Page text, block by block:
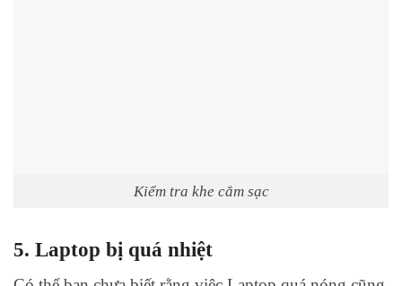
Kiểm tra khe cắm sạc
5. Laptop bị quá nhiệt